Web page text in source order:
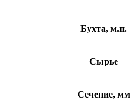
Бухта, м.п.
Сырье
Сечение, мм